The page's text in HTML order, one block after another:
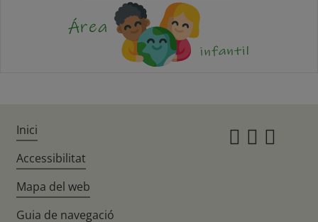
Inici
Accessibilitat
Mapa del web
Guia de navegació